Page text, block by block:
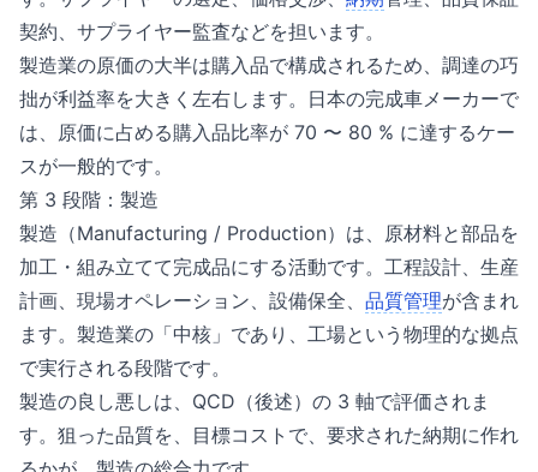
契約、サプライヤー監査などを担います。
製造業の原価の大半は購入品で構成されるため、調達の巧
拙が利益率を大きく左右します。日本の完成車メーカーで
は、原価に占める購入品比率が 70 〜 80 % に達するケー
スが一般的です。
第 3 段階：製造
製造（Manufacturing / Production）は、原材料と部品を
加工・組み立てて完成品にする活動です。工程設計、生産
計画、現場オペレーション、設備保全、 品質管理が含まれ
ます。製造業の「中核」であり、工場という物理的な拠点
で実行される段階です。
製造の良し悪しは、QCD（後述）の 3 軸で評価されま
す。狙った品質を、目標コストで、要求された納期に作れ